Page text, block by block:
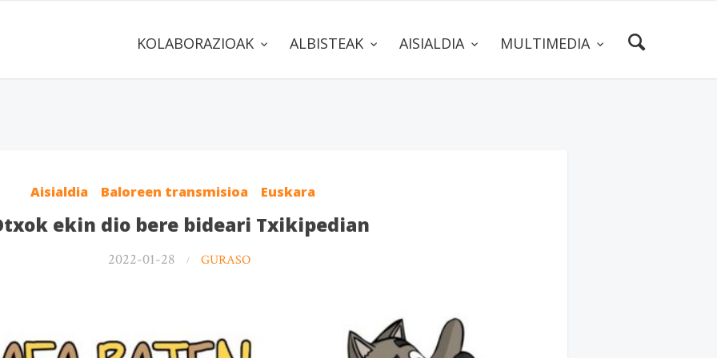
KOLABORAZIOAK ALBISTEAK AISIALDIA MULTIMEDIA
Aisialdia Baloreen transmisioa Euskara
ekin dio bere bideari Txikipedian
2022-01-28 GURASO